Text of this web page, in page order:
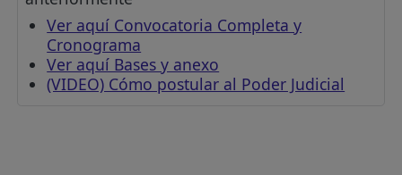
Ver aquí Convocatoria Completa y
Cronograma
Ver aquí Bases y anexo
(VIDEO) Cómo postular al Poder Judicial